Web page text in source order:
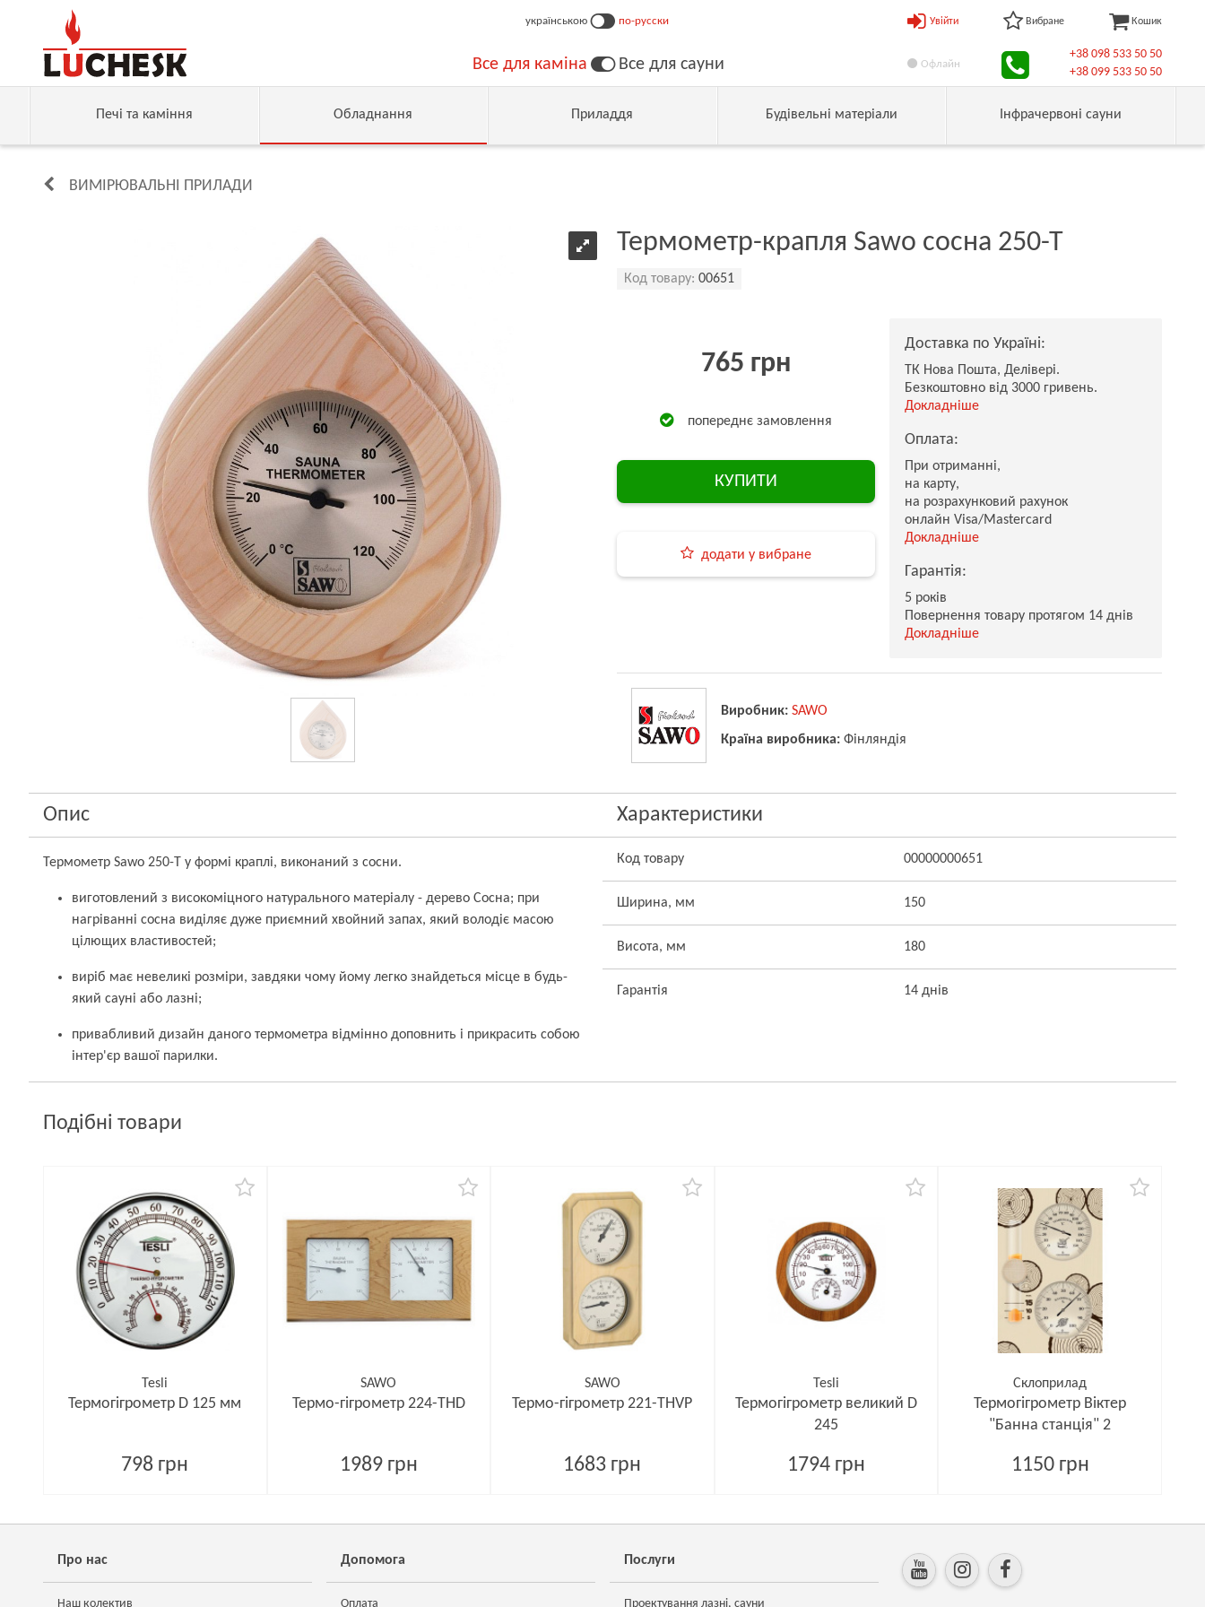
українською по-русски
Все для каміна Все для сауни
Увійти Вибране Кошик
Офлайн
+38 098 533 50 50
+38 099 533 50 50
Печі та каміння Обладнання Приладдя Будівельні матеріали Інфрачервоні сауни
ВИМІРЮВАЛЬНІ ПРИЛАДИ
Термометр-крапля Sawo сосна 250-Т
Код товару: 00651
765 грн
попереднє замовлення
КУПИТИ
додати у вибране
Доставка по Україні:
ТК Нова Пошта, Делівері.
Безкоштовно від 3000 гривень.
Докладніше
Оплата:
При отриманні,
на карту,
на розрахунковий рахунок
онлайн Visa/Mastercard
Докладніше
Гарантія:
5 років
Повернення товару протягом 14 днів
Докладніше
Виробник: SAWO
Країна виробника: Фінляндія
Опис
Термометр Sawo 250-Т у формі краплі, виконаний з сосни.
виготовлений з високоміцного натурального матеріалу - дерево Сосна; при
нагріванні сосна виділяє дуже приємний хвойний запах, який володіє масою
цілющих властивостей;
виріб має невеликі розміри, завдяки чому йому легко знайдеться місце в будь-
який сауні або лазні;
привабливий дизайн даного термометра відмінно доповнить і прикрасить собою
інтер'єр вашої парилки.
Характеристики
Код товару 00000000651
Ширина, мм 150
Висота, мм 180
Гарантія 14 днів
Подібні товари
Tesli
Термогігрометр D 125 мм
798 грн
SAWO
Термо-гігрометр 224-THD
1989 грн
SAWO
Термо-гігрометр 221-THVP
1683 грн
Tesli
Термогігрометр великий D
245
1794 грн
Склоприлад
Термогігрометр Віктер
"Банна станція" 2
1150 грн
Про нас
Наш колектив
Допомога
Оплата
Послуги
Проектування лазні, сауни